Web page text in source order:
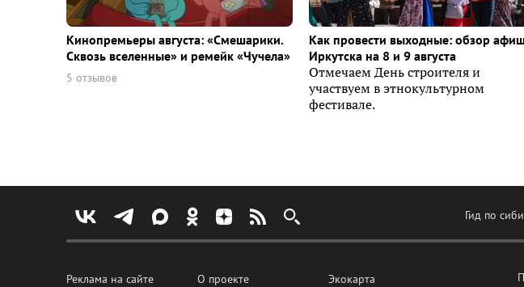
Кинопремьеры августа: «Смешарики.
Сквозь вселенные» и ремейк «Чучела»
5 отзывов
Как провести выходные: обзор
Иркутска на 8 и 9 августа
Отмечаем День строителя и
участвуем в этнокультурном
фестивале.
Гид по
Реклама на сайте
О проекте
Экокарта